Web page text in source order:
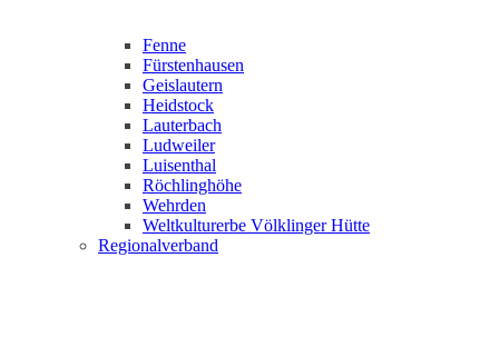
Fenne
Fürstenhausen
Geislautern
Heidstock
Lauterbach
Ludweiler
Luisenthal
Röchlinghöhe
Wehrden
Weltkulturerbe Völklinger Hütte
Regionalverband